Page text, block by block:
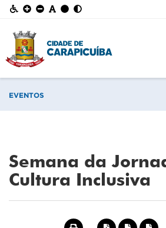
EVENTOS
Semana da
Cultura Inclusiva